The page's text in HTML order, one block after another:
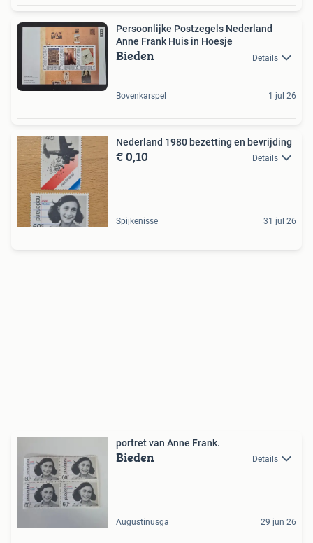
Persoonlijke Postzegels Nederland
Anne Frank Huis in Hoesje
Bieden Details
Bovenkarspel 1 jul 26
Nederland 1980 bezetting en bevrijding
€ 0,10 Details
Spijkenisse 31 jul 26
portret van Anne Frank.
Bieden Details
Augustinusga 29 jun 26